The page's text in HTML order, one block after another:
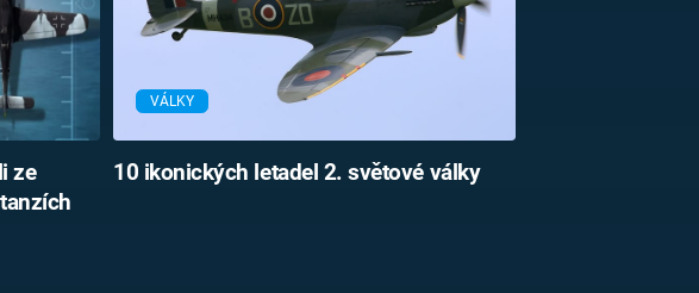
ze
VÁLKY
10 ikonických letadel 2. světové války